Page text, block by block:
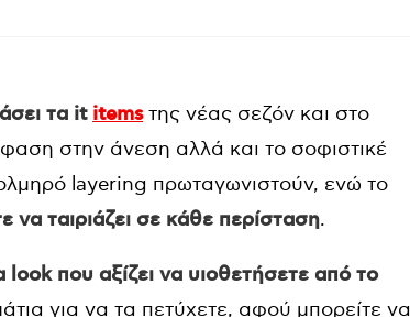
τα it itemsτης νέας σεζόν και στο
στην άνεση αλλά και το σοφιστικέ
layering πρωταγωνιστούν, ενώ το
να ταιριάζει σε κάθε περίσταση.
που αξίζει να υιοθετήσετε από το
για να τα πετύχετε, αφού μπορείτε να